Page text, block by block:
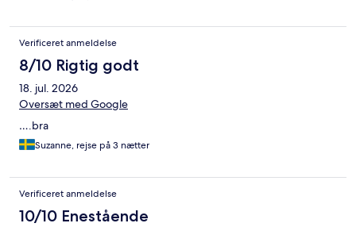
Verificeret anmeldelse
8/10 Rigtig godt
18. jul. 2026
Oversæt med Google
….bra
Suzanne, rejse på 3 nætter
Verificeret anmeldelse
10/10 Enestående